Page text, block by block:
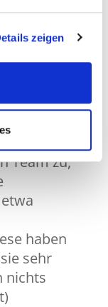
zeigen
eine
Team zu,
haben
sehr
nichts